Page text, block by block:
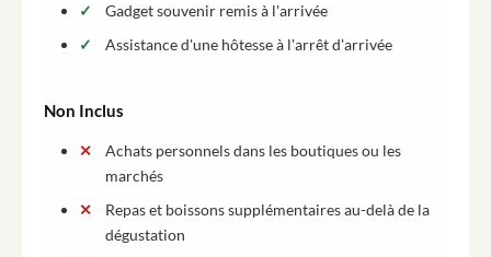
Gadget souvenir remis à l'arrivée
Assistance d'une hôtesse à l'arrêt d'arrivée
Non Inclus
Achats personnels dans les boutiques ou les
marchés
Repas et boissons supplémentaires au-delà de la
dégustation